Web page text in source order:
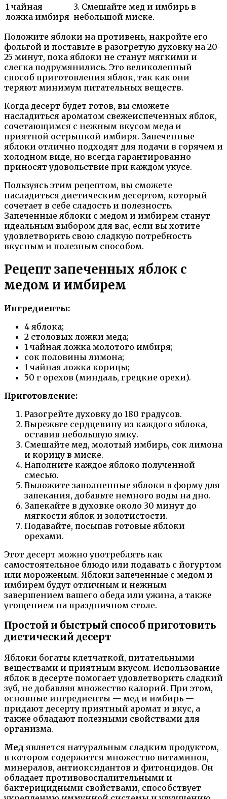
1 чайная
ложка имбиря
3. Смешайте мед и имбирь в
небольшой миске.
Положите яблоки на противень, накройте его
фольгой и поставьте в разогретую духовку на 20-
25 минут, пока яблоки не станут мягкими и
слегка подрумянились. Это великолепный
способ приготовления яблок, так как они
теряют минимум питательных веществ.
Когда десерт будет готов, вы сможете
насладиться ароматом свежеиспеченных яблок,
сочетающимся с нежным вкусом меда и
приятной острынкой имбиря. Запеченные
яблоки отлично подходят для подачи в горячем и
холодном виде, но всегда гарантированно
приносят удовольствие при каждом укусе.
Пользуясь этим рецептом, вы сможете
насладиться диетическим десертом, который
сочетает в себе сладость и полезность.
Запеченные яблоки с медом и имбирем станут
идеальным выбором для вас, если вы хотите
удовлетворить свою сладкую потребность
вкусным и полезным способом.
Рецепт запеченных яблок с
медом и имбирем
Ингредиенты:
4 яблока;
2 столовых ложки меда;
1 чайная ложка молотого имбиря;
сок половины лимона;
1 чайная ложка корицы;
50 г орехов (миндаль, грецкие орехи).
Приготовление:
Разогрейте духовку до 180 градусов.
Вырежьте сердцевину из каждого яблока,
оставив небольшую ямку.
Смешайте мед, молотый имбирь, сок лимона
и корицу в миске.
Наполните каждое яблоко полученной
смесью.
Выложите заполненные яблоки в форму для
запекания, добавьте немного воды на дно.
Запекайте в духовке около 30 минут до
мягкости яблок и золотистости.
Подавайте, посыпав готовые яблоки
орехами.
Этот десерт можно употреблять как
самостоятельное блюдо или подавать с йогуртом
или мороженым. Яблоки запеченные с медом и
имбирем будут отличным и нежным
завершением вашего обеда или ужина, а также
угощением на праздничном столе.
Простой и быстрый способ приготовить
диетический десерт
Яблоки богаты клетчаткой, питательными
веществами и приятным вкусом. Использование
яблок в десерте помогает удовлетворить сладкий
зуб, не добавляя множество калорий. При этом,
основные ингредиенты — мед и имбирь —
придают десерту приятный аромат и вкус, а
также обладают полезными свойствами для
организма.
Мед является натуральным сладким продуктом,
в котором содержится множество витаминов,
минералов, антиоксидантов и фитонцидов. Он
обладает противовоспалительными и
бактерицидными свойствами, способствует